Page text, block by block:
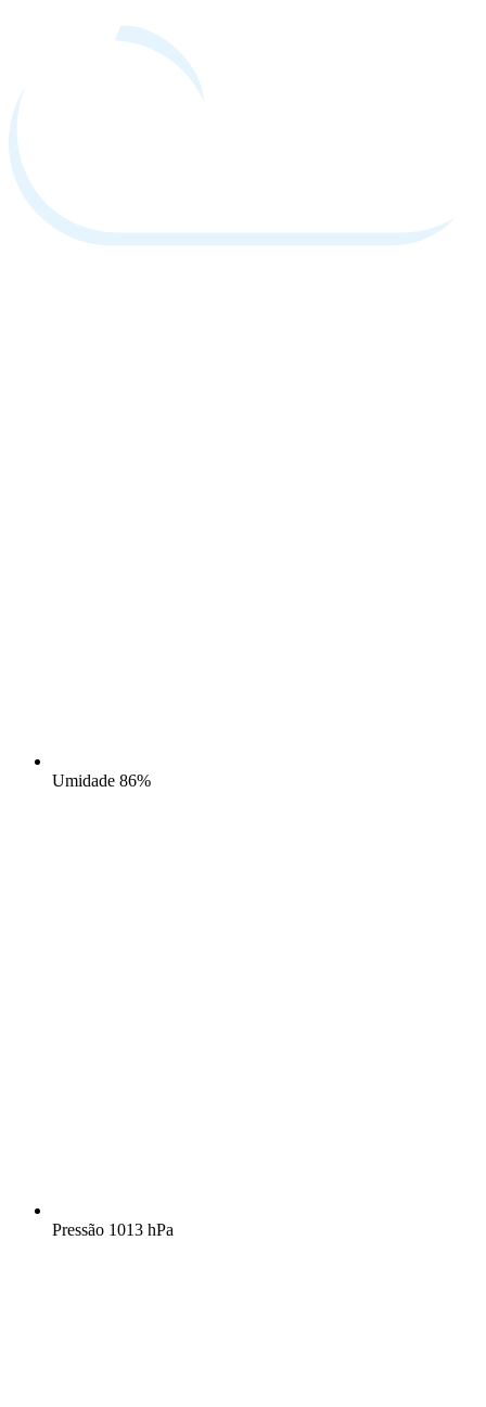
Umidade 86%
Pressão 1013 hPa